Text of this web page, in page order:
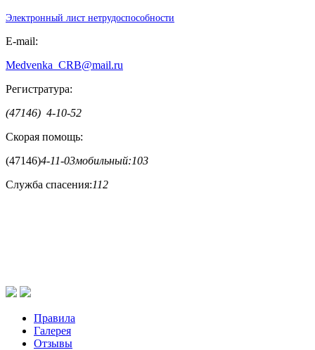
Электронный лист нетрудоспособности
E-mail:
Medvenka_CRB@mail.ru
Регистратура:
(47146) 4-10-52
Скорая помощь:
(47146)4-11-03мобильный:103
Служба спасения:112
Правила
Галерея
Отзывы